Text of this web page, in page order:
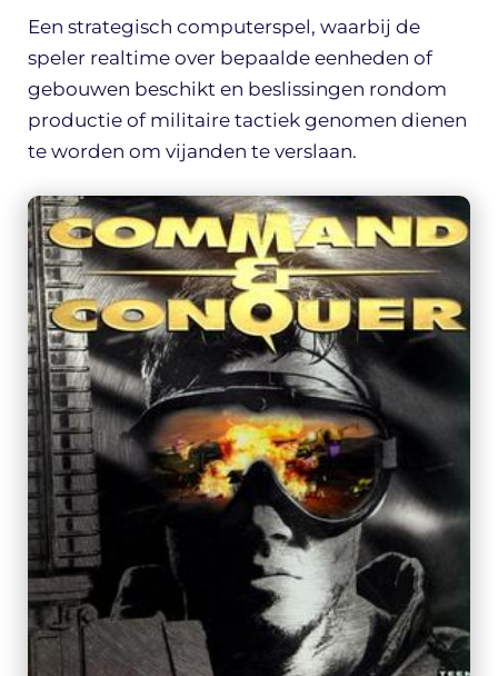
Een strategisch computerspel, waarbij de
speler realtime over bepaalde eenheden of
gebouwen beschikt en beslissingen rondom
productie of militaire tactiek genomen dienen
te worden om vijanden te verslaan.